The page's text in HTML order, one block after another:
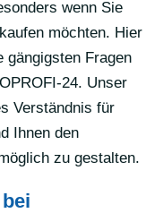
wenn Sie
möchten. Hier
gängigsten Fragen
24. Unser
Verständnis für
Ihnen den
zu gestalten.